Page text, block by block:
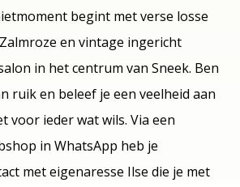
begint met verse losse
en vintage ingericht
in het centrum van Sneek. Ben
ruik en beleef je een veelheid aan
voor ieder wat wils. Via een
in WhatsApp heb je
met eigenaresse Ilse die je met